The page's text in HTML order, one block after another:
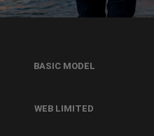
BASIC MODEL
WEB LIMITED